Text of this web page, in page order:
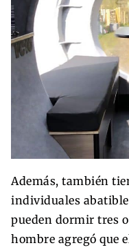
Además, también
individuales
pueden dormir tres
hombre agregó que